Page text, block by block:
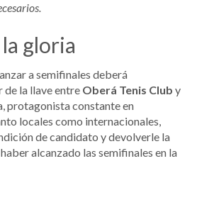
gloria
a semifinales deberá
de la llave entre Oberá Tenis Club y
protagonista constante en
locales como internacionales,
de candidato y devolverle la
alcanzado las semifinales en la